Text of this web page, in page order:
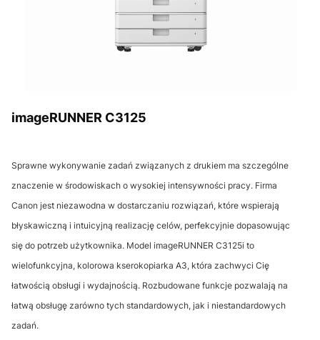
imageRUNNER C3125
Sprawne wykonywanie zadań związanych z drukiem ma szczególne
znaczenie w środowiskach o wysokiej intensywności pracy. Firma
Canon jest niezawodna w dostarczaniu rozwiązań, które wspierają
błyskawiczną i intuicyjną realizację celów, perfekcyjnie dopasowując
się do potrzeb użytkownika. Model imageRUNNER C3125i to
wielofunkcyjna, kolorowa kserokopiarka A3, która zachwyci Cię
łatwością obsługi i wydajnością. Rozbudowane funkcje pozwalają na
łatwą obsługę zarówno tych standardowych, jak i niestandardowych
zadań.